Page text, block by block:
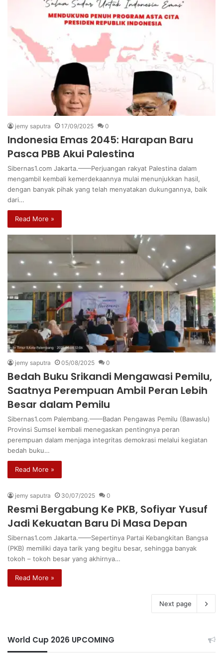
jemy saputra 17/09/2025 0
Indonesia Emas 2045: Harapan Baru
Pasca PBB Akui Palestina
Sibernas1.com Jakarta.——Perjuangan rakyat Palestina dalam
mengambil kembali kemerdekaannya mulai menunjukkan hasil,
dengan banyak pihak yang telah menyatakan dukungannya, baik
dari…
Read More »
jemy saputra 05/08/2025 0
Bedah Buku Srikandi Mengawasi Pemilu,
Saatnya Perempuan Ambil Peran Lebih
Besar dalam Pemilu
Sibernas1.com Palembang.——Badan Pengawas Pemilu (Bawaslu)
Provinsi Sumsel kembali menegaskan pentingnya peran
perempuan dalam menjaga integritas demokrasi melalui kegiatan
bedah buku…
Read More »
jemy saputra 30/07/2025 0
Resmi Bergabung Ke PKB, Sofiyar Yusuf
Jadi Kekuatan Baru Di Masa Depan
Sibernas1.com Jakarta.——Sepertinya Partai Kebangkitan Bangsa
(PKB) memiliki daya tarik yang begitu besar, sehingga banyak
tokoh – tokoh besar yang akhirnya…
Read More »
Next page
World Cup 2026 UPCOMING